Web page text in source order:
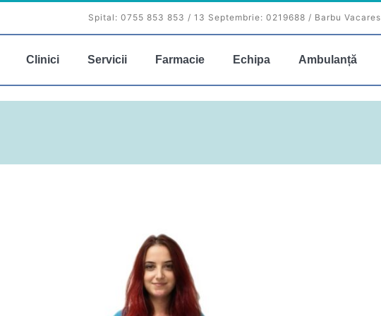
Spital: 0755 853 853 / 13 Septembrie: 0219688 / Barbu
Clinici Servicii Farmacie Echipa Ambulanță